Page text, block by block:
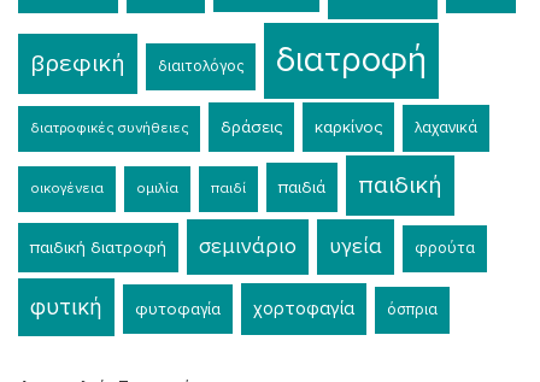
βρεφική διαιτολόγος διατροφή
διατροφικές συνήθειες δράσεις καρκίνος λαχανικά
οικογένεια ομιλία παιδί παιδιά παιδική
παιδική διατροφή σεμινάριο υγεία φρούτα
φυτική φυτοφαγία χορτοφαγία όσπρια